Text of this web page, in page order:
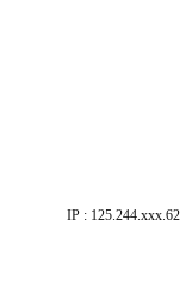
IP : 125.244.xxx.62